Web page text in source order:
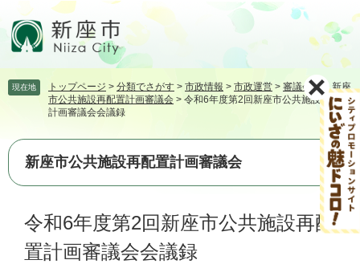
頭飛
て
文
現在地 トップページ > 分類でさがす > 市政情報 > 市政運営 > 審議会等>新座
市公共施設再配置計画審議会 > 令和6年度第2回新座市公共施設再配置
計画審議会会議録
新座市公共施設再配置計画審議会
令和6年度第2回新座市公共施設再配
置計画審議会会議録